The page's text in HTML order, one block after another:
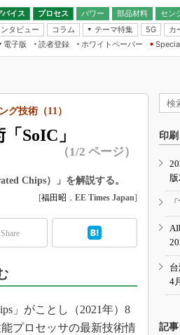
バイス
プロセス パワー 部品材料 セン
無線
タビュー コラム
テーマ特集
Research）
入門（EDN
5G カ
IoT・エッジコ
EXPO
TECHNO-
人とくるま展
電子版
読者登録 ホワイトペーパー
SoIC」
グ技術（11）
（1/2 ページ）
Chips）」を解説する。
[福田昭 ， EE Times Japan]
Share
」がことし（2021年）8
プロセッサの最新技術情
印
4
記